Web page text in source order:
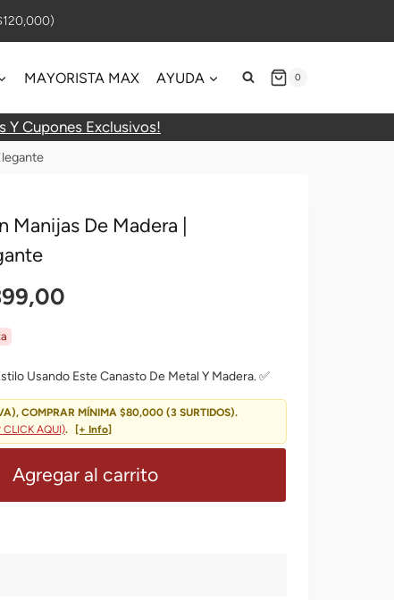
MAYORISTA MAX AYUDA 0
Y Cupones Exclusivos!
De Madera |
Actual
Es:
$ 21.399,00.
Usando Este Canasto De Metal Y Madera. ✅
COMPRAR MÍNIMA $80,000 (3 SURTIDOS).
CLICK AQUI). [+ Info]
Agregar al carrito